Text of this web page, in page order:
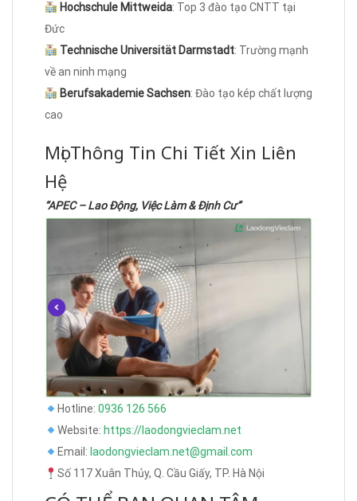
Hochschule Mittweida: Top 3 đào tạo CNTT tại
Đức
Technische Universität Darmstadt: Trường mạnh
về an ninh mạng
Berufsakademie Sachsen: Đào tạo kép chất lượng
cao
Mọi Thông Tin Chi Tiết Xin Liên
Hệ
“APEC – Lao Động, Việc Làm & Định Cư”
Hotline: 0936 126 566
Website: https://laodongvieclam.net
Email: laodongvieclam.net@gmail.com
Số 117 Xuân Thủy, Q. Cầu Giấy, TP. Hà Nội